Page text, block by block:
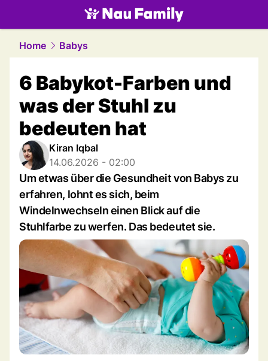
family.NAU.ch
Home Babys
6 Babykot-Farben und
was der Stuhl zu
bedeuten hat
Kiran Iqbal
14.06.2026 - 02:00
Um etwas über die Gesundheit von Babys zu
erfahren, lohnt es sich, beim
Windelnwechseln einen Blick auf die
Stuhlfarbe zu werfen. Das bedeutet sie.